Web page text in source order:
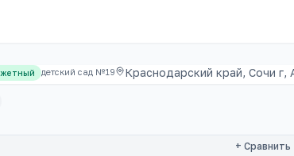
детский сад №19 Краснодарский край, Сочи г,
+ Сравнить